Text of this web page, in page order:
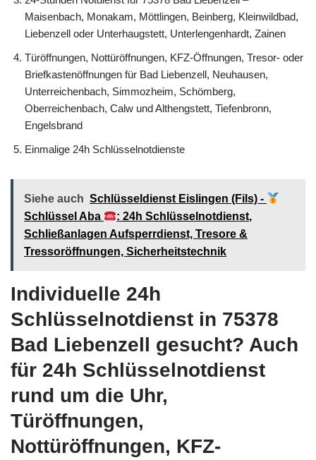
Maisenbach, Monakam, Möttlingen, Beinberg, Kleinwildbad,
Liebenzell oder Unterhaugstett, Unterlengenhardt, Zainen
Türöffnungen, Nottüröffnungen, KFZ-Öffnungen, Tresor- oder
Briefkastenöffnungen für Bad Liebenzell, Neuhausen,
Unterreichenbach, Simmozheim, Schömberg,
Oberreichenbach, Calw und Althengstett, Tiefenbronn,
Engelsbrand
Einmalige 24h Schlüsselnotdienste
Siehe auch Schlüsseldienst Eislingen (Fils) -
Schlüssel Aba
: 24h Schlüsselnotdienst,
Schließanlagen Aufsperrdienst, Tresore &
Tressoröffnungen, Sicherheitstechnik
Individuelle 24h
Schlüsselnotdienst in 75378
Bad Liebenzell gesucht? Auch
für 24h Schlüsselnotdienst
rund um die Uhr,
Türöffnungen,
Nottüröffnungen, KFZ-